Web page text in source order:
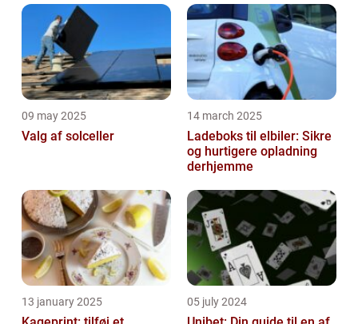
09 may 2025
Valg af solceller
14 march 2025
Ladeboks til elbiler: Sikre
og hurtigere opladning
derhjemme
13 january 2025 05 july 2024